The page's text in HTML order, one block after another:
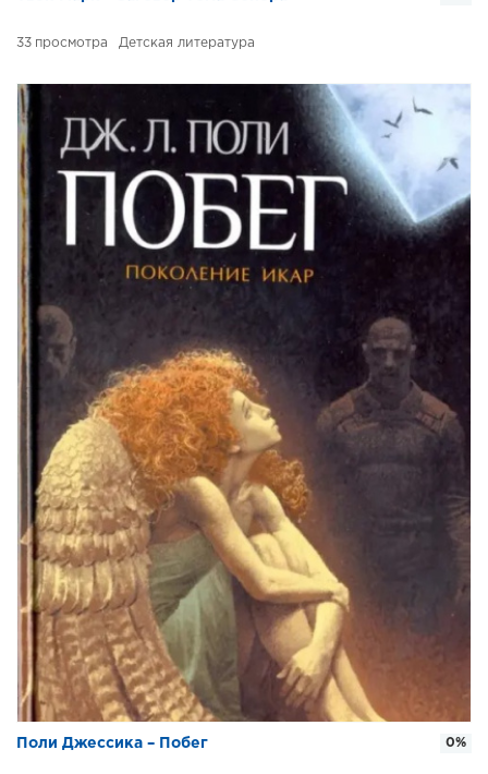
33 Детская литература
Поли Джессика – Побег 0%